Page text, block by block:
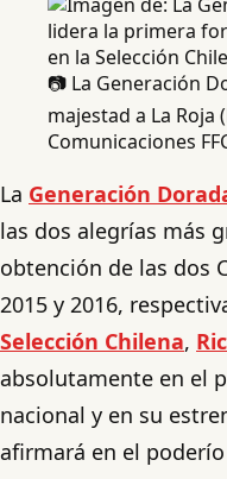
📷 La Generación
majestad a La Roja
Comunicaciones
La Generación
las dos alegrías más
obtención de las dos
2015 y 2016,
Selección Chilena,
absolutamente en el
nacional y en su
afirmará en el